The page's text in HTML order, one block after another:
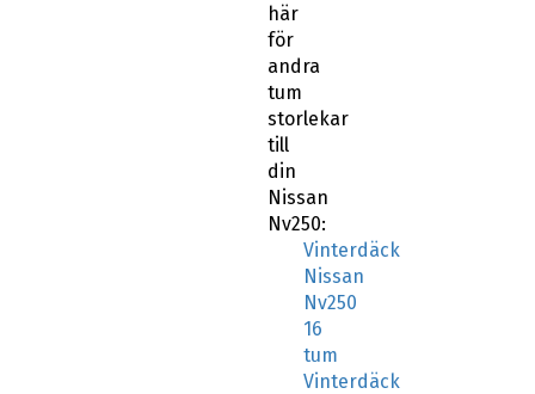
här
för
andra
tum
storlekar
till
din
Nissan
Nv250:
Vinterdäck
Nissan
Nv250
16
tum
Vinterdäck